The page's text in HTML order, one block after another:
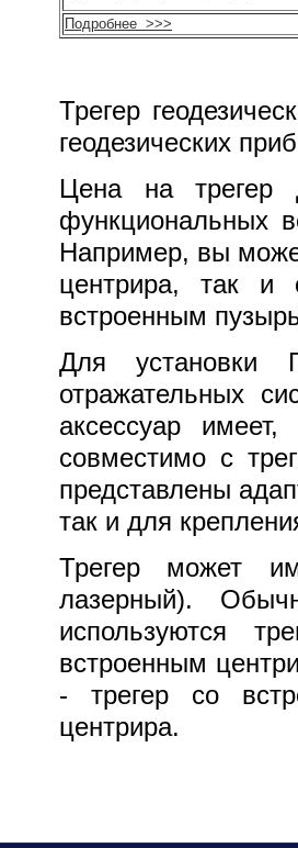
Подробнее >>>
Трегер
геодезических
Цена на трегер
функциональных
Например, вы
центрира, так и
встроенным
Для установки
отражательных
аксессуар
совместимо с
представлены
так и для
Трегер может
лазерный).
используются
встроенным
- трегер со
центрира.